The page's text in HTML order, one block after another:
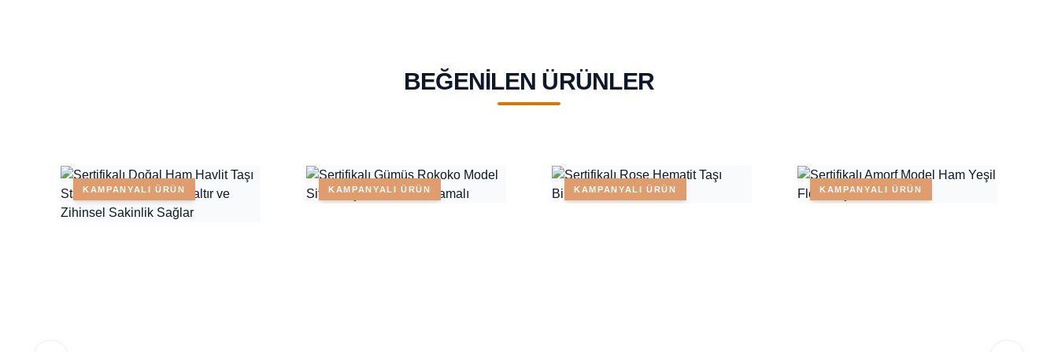
BEĞENILEN ÜRÜNLER
KAMPANYALI ÜRÜN KAMPANYALI ÜRÜN KAMPANYALI ÜRÜN KAMPANYALI ÜRÜN